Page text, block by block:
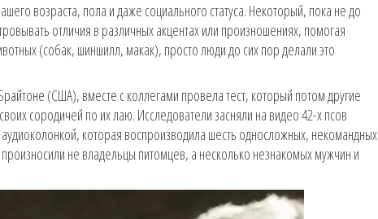
возраста, пола и даже социального статуса. Некоторый, пока не до
отличия в различных акцентах или произношениях, помогая
(собак, шиншилл, макак), просто люди до сих пор делали это
(США), вместе с коллегами провела тест, который потом другие
сородичей по их лаю. Исследователи засняли на видео 42-х псов
которая воспроизводила шесть односложных, некомандных
не владельцы питомцев, а несколько незнакомых мужчин и